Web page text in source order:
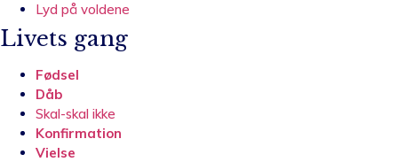
Lyd på voldene
Livets gang
Fødsel
Dåb
Skal-skal ikke
Konfirmation
Vielse